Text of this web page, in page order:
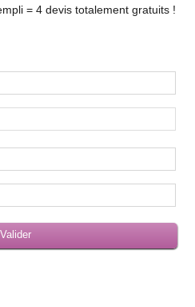
= 4 devis totalement gratuits !